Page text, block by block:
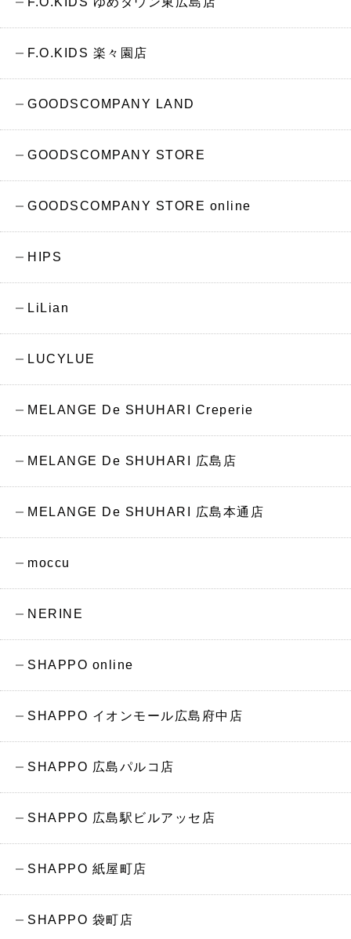
F.O.KIDS 楽々園店
GOODSCOMPANY LAND
GOODSCOMPANY STORE
GOODSCOMPANY STORE online
HIPS
LiLian
LUCYLUE
MELANGE De SHUHARI Creperie
MELANGE De SHUHARI 広島店
MELANGE De SHUHARI 広島本通店
moccu
NERINE
SHAPPO online
SHAPPO イオンモール広島府中店
SHAPPO 広島パルコ店
SHAPPO 広島駅ビルアッセ店
SHAPPO 紙屋町店
SHAPPO 袋町店